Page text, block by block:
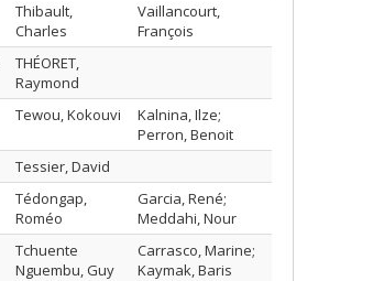
Thibault,
Charles
Vaillancourt,
François
THÉORET,
Raymond
Tewou, Kokouvi
Kalnina, Ilze;
Perron, Benoit
Tessier, David
Tédongap,
Roméo
Garcia, René;
Meddahi, Nour
Tchuente
Nguembu, Guy
Carrasco, Marine;
Kaymak, Baris